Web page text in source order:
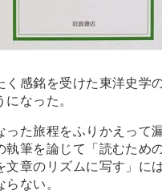
感銘を受けた東洋史学
なった。
た旅程をふりかえって
筆を論じて「読むため
章のリズムに写す」に
ない。